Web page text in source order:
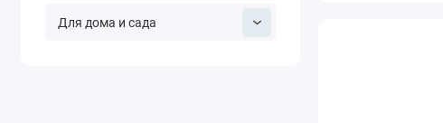
Для дома и сада